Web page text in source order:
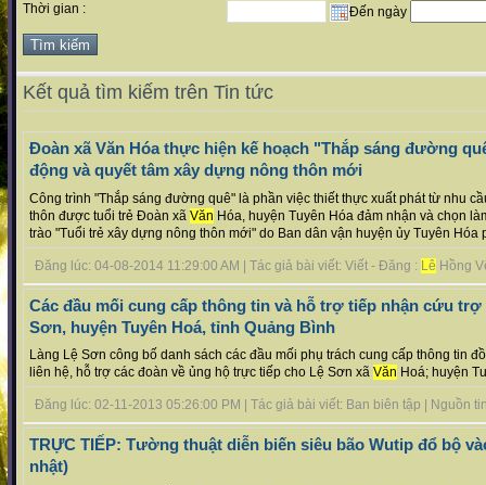
Thời gian : Đến ngày
Kết quả tìm kiếm trên Tin tức
Đoàn xã Văn Hóa thực hiện kế hoạch "Thắp sáng đường
động và quyết tâm xây dựng nông thôn mới
Công trình "Thắp sáng đường quê" là phần việc thiết thực xuất phát từ nhu
thôn được tuổi trẻ Đoàn xã Văn Hóa, huyện Tuyên Hóa đảm nhận và chọn
trào "Tuổi trẻ xây dựng nông thôn mới" do Ban dân vận huyện ủy Tuyên Hóa
Đăng lúc: 04-08-2014 11:29:00 AM | Tác giả bài viết: Viết - Đăng : Lê Hồng
Các đầu mối cung cấp thông tin và hỗ trợ tiếp nhận cứu trợ
Sơn, huyện Tuyên Hoá, tỉnh Quảng Bình
Làng Lệ Sơn công bố danh sách các đầu mối phụ trách cung cấp thông tin
liên hệ, hỗ trợ các đoàn về ủng hộ trực tiếp cho Lệ Sơn xã Văn Hoá; huyện
Đăng lúc: 02-11-2013 05:26:00 PM | Tác giả bài viết: Ban biên tập | Nguồn
TRỰC TIẾP: Tường thuật diễn biến siêu bão Wutip đổ bộ
nhật)